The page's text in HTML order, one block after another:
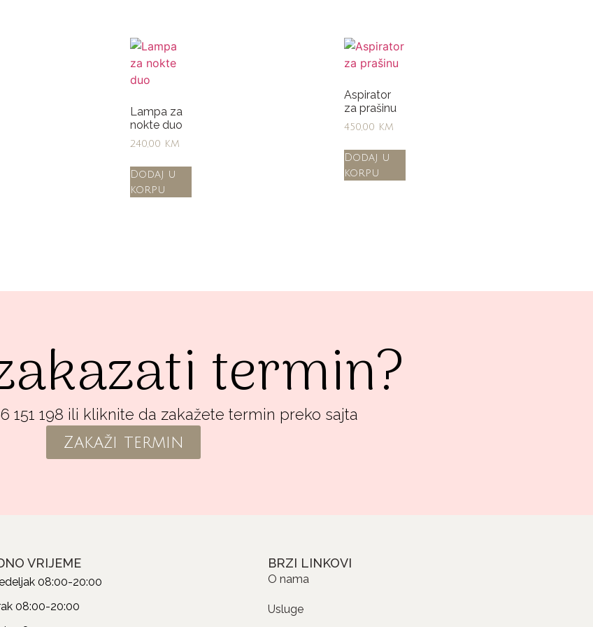
Lampa za
nokte duo
240,00 KM
Dodaj u
korpu
Aspirator
za prašinu
450,00 KM
Dodaj u
korpu
termin?
151 198 ili kliknite da zakažete termin preko sajta
Zakaži termin
VRIJEME
08:00-20:00
08:00-20:00
BRZI LINKOVI
O nama
Usluge